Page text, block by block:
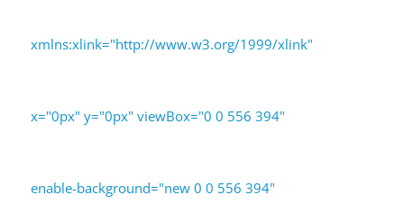
xmlns:xlink="http://www.w3.org/1999/xlink"
x="0px" y="0px" viewBox="0 0 556 394"
enable-background="new 0 0 556 394"